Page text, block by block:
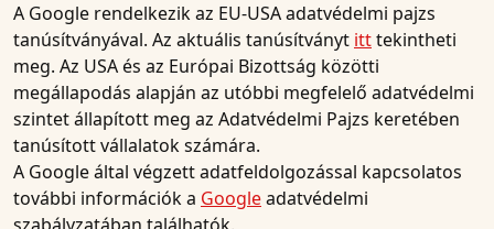
A Google rendelkezik az EU-USA adatvédelmi pajzs
tanúsítványával. Az aktuális tanúsítványt itttekintheti
meg. Az USA és az Európai Bizottság közötti
megállapodás alapján az utóbbi megfelelő adatvédelmi
szintet állapított meg az Adatvédelmi Pajzs keretében
tanúsított vállalatok számára.
A Google által végzett adatfeldolgozással kapcsolatos
további információk a Googleadatvédelmi